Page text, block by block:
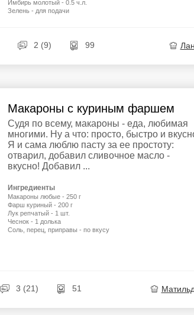
Имбирь молотый - 0.5 ч.л.
Зелень - для подачи
2 (9) 99
Макароны с куриным фаршем
Судя по всему, макароны - еда, любимая
многими. Ну а что: просто, быстро и
Я и сама люблю пасту за ее простоту:
отварил, добавил сливочное масло -
вкусно! Добавил ...
Ингредиенты
Макароны любые - 250 г
Фарш куриный - 200 г
Лук репчатый - 1 шт.
Чеснок - 1 долька
Соль, перец, приправы - по вкусу
3 (21) 51